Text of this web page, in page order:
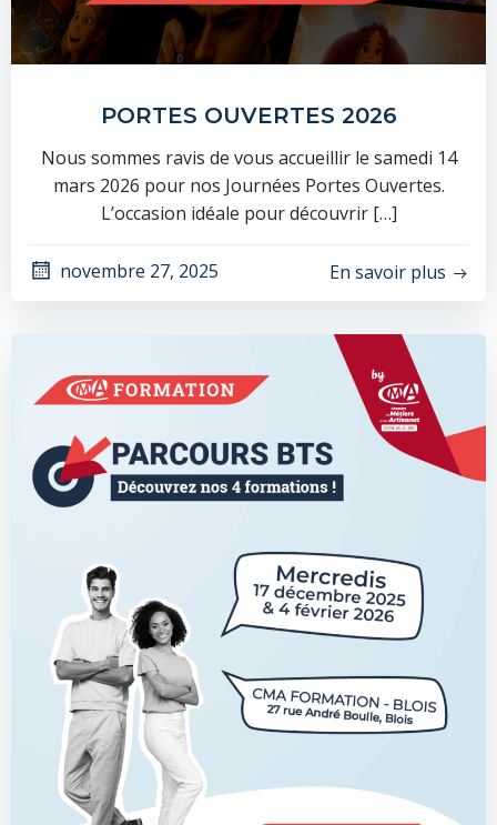
PORTES OUVERTES 2026
Nous sommes ravis de vous accueillir le samedi 14
mars 2026 pour nos Journées Portes Ouvertes.
L’occasion idéale pour découvrir […]
novembre 27, 2025 En savoir plus